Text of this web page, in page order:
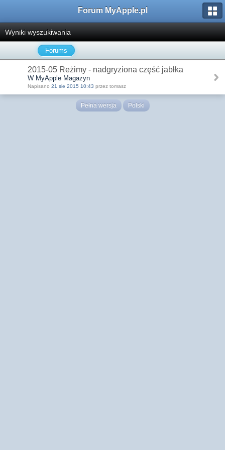
Forum MyApple.pl
Wyniki wyszukiwania
Forums
2015-05 Reżimy - nadgryziona część jabłka
W MyApple Magazyn
Napisano 21 sie 2015 10:43 przez tomasz
Pełna wersja Polski